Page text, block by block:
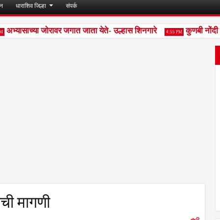
धाराशिव जिल्हा संपर्क
जोरावर जगात जाता येते- उल्हास शिनगारे 4:55 PM कुणबी नोंदी
मागणी